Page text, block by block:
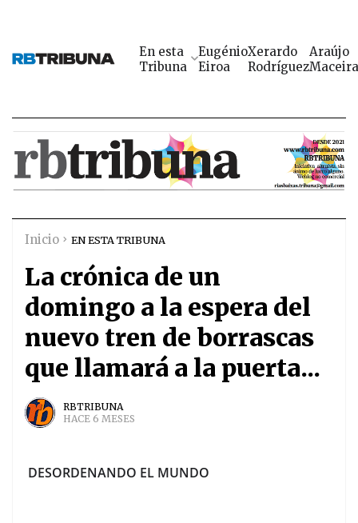
En esta
Tribuna
Eugénio
Eiroa
Xerardo
Rodríguez
Araújo
Maceira
Inicio EN ESTA TRIBUNA
La crónica de un
domingo a la espera del
nuevo tren de borrascas
que llamará a la puerta...
RBTRIBUNA
HACE 6 MESES
DESORDENANDO EL MUNDO